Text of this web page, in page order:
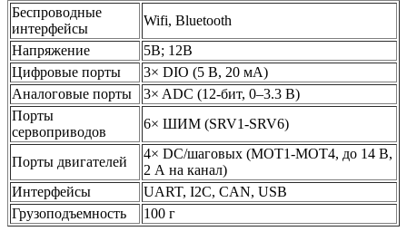
Беспроводные
интерфейсы
Wifi, Bluetooth
Напряжение
5В; 12В
Цифровые порты
3× DIO (5 В, 20 мА)
Аналоговые порты
3× ADC (12-бит, 0–3.3 В)
Порты
сервоприводов
6× ШИМ (SRV1-SRV6)
Порты двигателей
4× DC/шаговых (MOT1-MOT4, до 14 В,
2 А на канал)
Интерфейсы
UART, I2C, CAN, USB
Грузоподъемность
100 г